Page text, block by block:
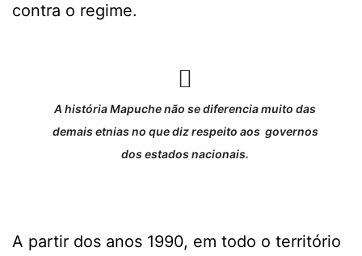
contra o regime.
A história Mapuche não se diferencia muito das
demais etnias no que diz respeito aos governos
dos estados nacionais.
A partir dos anos 1990, em todo o território